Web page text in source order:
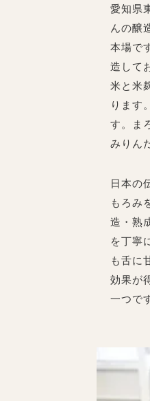
愛知県
んの醸
本場で
造して
米と米
ります
す。ま
みりん
日本の
もろみ
造・熟
を丁寧
も舌に
効果が
一つで